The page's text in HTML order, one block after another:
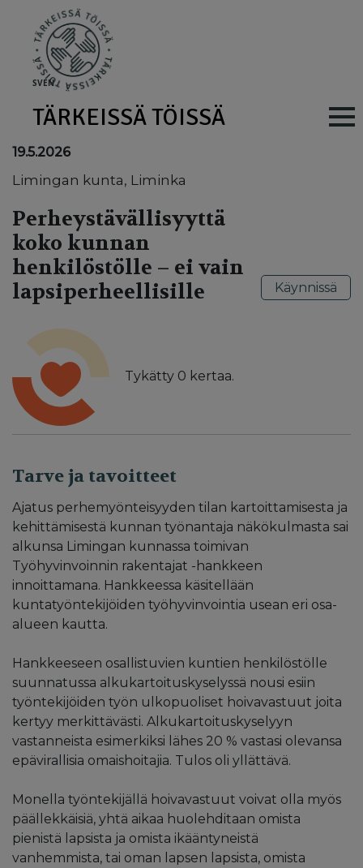
SVEN
TÄRKEISSÄ TÖISSÄ Main
19.5.2026
Limingan kunta, Liminka
Perheystävällisyyttä
koko kunnan
henkilöstölle – ei vain
lapsiperheellisille
Tykätty 0 kertaa.
Käynnissä
Tarve ja tavoitteet
Ajatus perhemyönteisyyden tilan kartoittamisesta ja
kehittämisestä kunnan työnantaja näkökulmasta sai
alkunsa Limingan kunnassa toimivan
Työhyvinvoinnin rakentajat -hankkeen
innoittamana. Hankkeessa käsitellään
kuntatyöntekijöiden työhyvinvointia usean eri osa-
alueen kautta.
Hankkeeseen osallistuvien kuntien henkilöstölle
suunnatussa alkukartoituskyselyssä nousi esiin
työntekijöiden työn ulkopuoliset hoivavastuut joita
kertyy merkittävästi. Alkukartoituskyselyyn
vastanneista esimerkiksi lähes 20 % vastasi olevansa
epävirallisia omaishoitajia. Tulos oli yllättävä.
Monella työntekijällä hoivavastuut voivat olla myös
päällekkäisiä, yhtä aikaa huolehditaan omista
pienistä lapsista ja omista ikääntyneistä
vanhemmista, tai oman lapsen lapsista, omista